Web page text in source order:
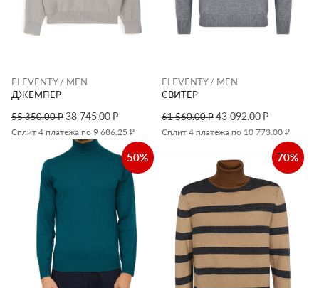
ELEVENTY / MEN
ДЖЕМПЕР
55 350.00Р38 745.00 Р
Сплит 4 платежа по 9 686.25 ₽
ELEVENTY / MEN
СВИТЕР
61 560.00Р 43 092.00 Р
Сплит 4 платежа по 10 773.00 ₽
50% 70%